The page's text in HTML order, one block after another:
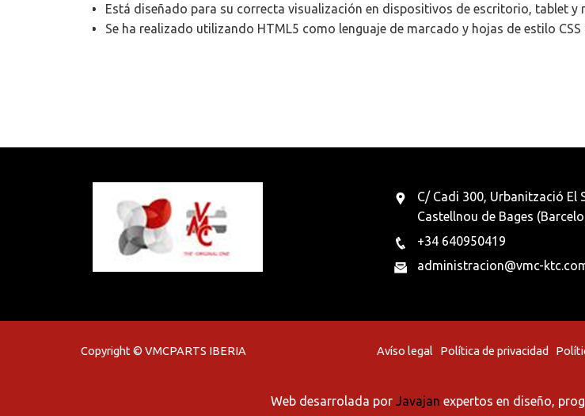
Está diseñado para su correcta visualización en dispositivos de escritorio, tablet y
Se ha realizado utilizando HTML5 como lenguaje de marcado y hojas de estilo CSS
C/ Cadi 300, Urbanització El
Castellnou de Bages
+34 640950419
administracion@vmc-
Copyright © VMCPARTS IBERIA Avíso legal Política de privacidad
Web desarrolada por Javajan expertos en diseño,